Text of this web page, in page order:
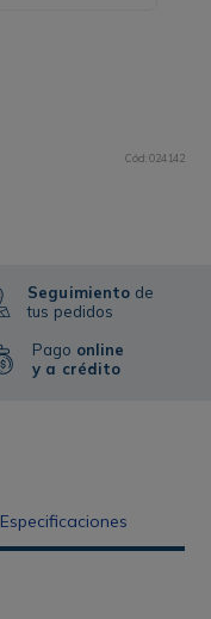
Cód:024142
Seguimiento de
tus pedidos
Pago online
y a crédito
Especificaciones